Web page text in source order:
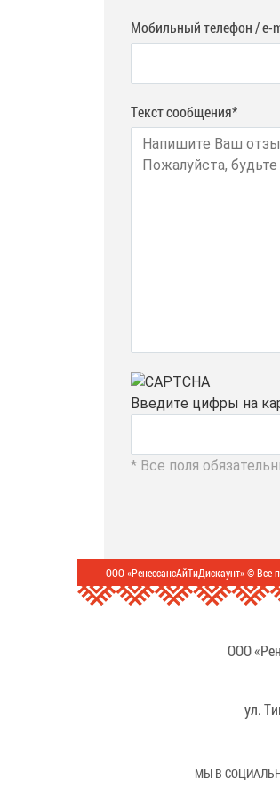
Мобильный телефон / e-
Текст сообщения*
Введите цифры на
* Все поля
ООО «РенессансАйТиДискаунт» ©
ООО
ул.
МЫ В